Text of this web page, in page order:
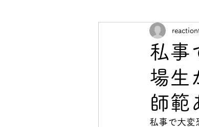
筋トレ、ストレッ
イベント 初心
私事
場生
師範
私事で大変